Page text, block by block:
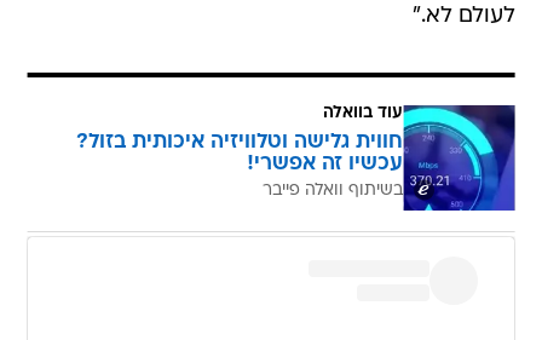
לעולם לא."
עוד בוואלה
חווית גלישה וטלוויזיה איכותית בזול?
עכשיו זה אפשרי!
בשיתוף וואלה פייבר